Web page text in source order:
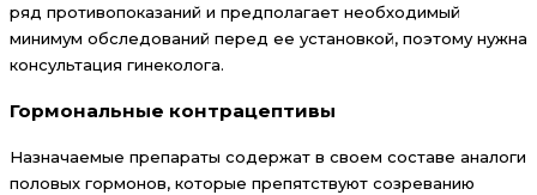
ряд противопоказаний и предполагает необходимый
минимум обследований перед ее установкой, поэтому нужна
консультация гинеколога.
Гормональные контрацептивы
Назначаемые препараты содержат в своем составе аналоги
половых гормонов, которые препятствуют созреванию